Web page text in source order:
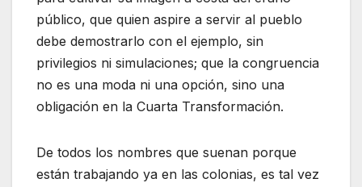
público, que quien aspire a servir al pueblo
debe demostrarlo con el ejemplo, sin
privilegios ni simulaciones; que la congruencia
no es una moda ni una opción, sino una
obligación en la Cuarta Transformación.
De todos los nombres que suenan porque
están trabajando ya en las colonias, es tal vez